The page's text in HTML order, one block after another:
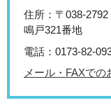
住所：〒038-
鳴戸321番地
電話：0173-82-
メール・FAXで